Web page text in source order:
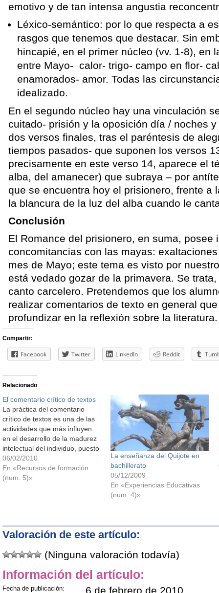
emotivo y de tan intensa angustia
Léxico-semántico: por lo que respecta a
rasgos que tenemos que destacar. Sin
hincapié, en el primer núcleo (vv. 1-8), en
entre Mayo- calor- trigo- campo en flor-
enamorados- amor. Todas las
idealizado.
En el segundo núcleo hay una vinculación
cuitado- prisión y la oposición día / noches
dos versos finales, tras el paréntesis de
tiempos pasados- que suponen los versos
precisamente en este verso 14, aparece el
alba, del amanecer) que subraya – por
que se encuentra hoy el prisionero, frente a
la blancura de la luz del alba cuando le
Conclusión
El Romance del prisionero, en suma, posee
concomitancias con las mayas:
mes de Mayo; este tema es visto por
está vedado gozar de la primavera. Se
canto carcelero. Pretendemos que los
realizar comentarios de texto en general
profundizar en la reflexión sobre la literatura.
Compartir:
Facebook Twitter LinkedIn Reddit
Relacionado
El comentario crítico de textos
La práctica del comentario
crítico de textos es una de las
actividades que más influyen
en el desarrollo de la madurez
intelectual del individuo, puesto
que exige capacidad de
comprensión, de reflexión y de
elocución. Ésta es quizás la
06/02/2010
En «Recursos de formación
(num. 5)»
La enseñanza del Quijote en
bachillerato
05/12/2009
En «Experiencias Educativas
(num. 4)»
Valoración de este artículo:
(Ninguna valoración todavía)
Información del artículo:
Fecha de publicación: 6 de febrero de 2010